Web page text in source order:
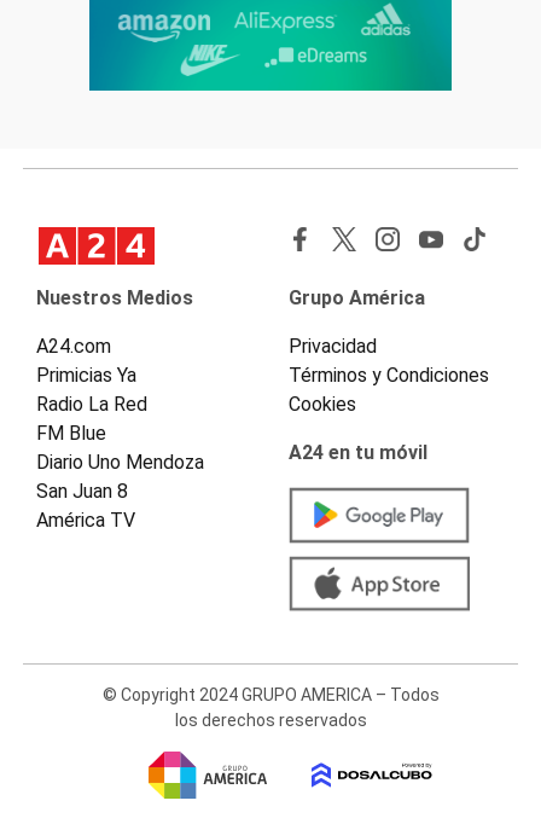
Nuestros Medios
A24.com
Primicias Ya
Radio La Red
FM Blue
Diario Uno Mendoza
San Juan 8
América TV
Grupo América
Privacidad
Términos y Condiciones
Cookies
A24 en tu móvil
© Copyright 2024 GRUPO AMERICA – Todos
los derechos reservados